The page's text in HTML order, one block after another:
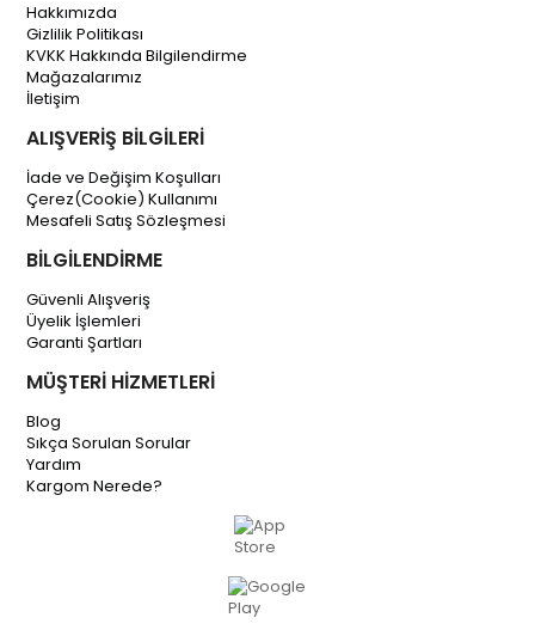
Hakkımızda
Gizlilik Politikası
KVKK Hakkında Bilgilendirme
Mağazalarımız
İletişim
ALIŞVERİŞ BİLGİLERİ
İade ve Değişim Koşulları
Çerez(Cookie) Kullanımı
Mesafeli Satış Sözleşmesi
BİLGİLENDİRME
Güvenli Alışveriş
Üyelik İşlemleri
Garanti Şartları
MÜŞTERİ HİZMETLERİ
Blog
Sıkça Sorulan Sorular
Yardım
Kargom Nerede?